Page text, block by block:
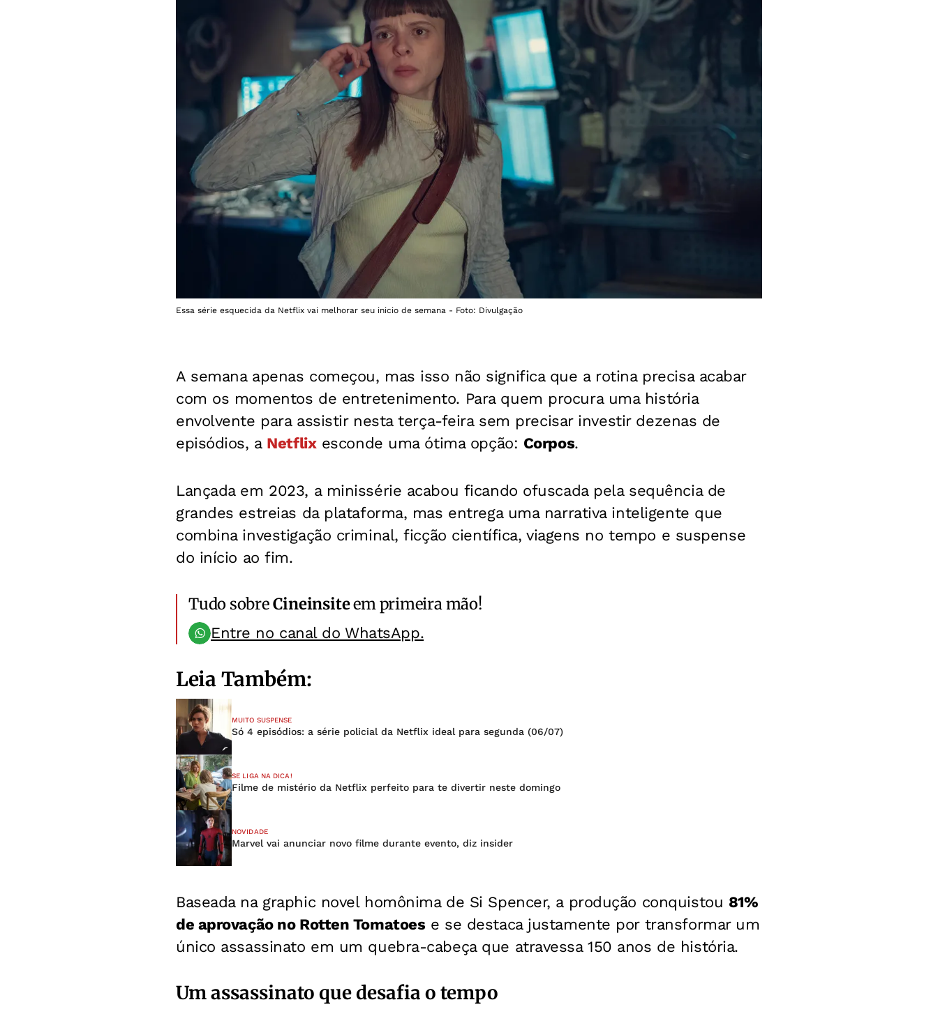
Essa série esquecida da Netflix vai melhorar seu inicio de semana - Foto: Divulgação
A semana apenas começou, mas isso não significa que a rotina precisa acabar
com os momentos de entretenimento. Para quem procura uma história
envolvente para assistir nesta terça-feira sem precisar investir dezenas de
episódios, a Netflixesconde uma ótima opção: Corpos.
Lançada em 2023, a minissérie acabou ficando ofuscada pela sequência de
grandes estreias da plataforma, mas entrega uma narrativa inteligente que
combina investigação criminal, ficção científica, viagens no tempo e suspense
do início ao fim.
Tudo sobreCineinsiteem primeira mão!
Entre no canal do WhatsApp.
Leia Também:
MUITO SUSPENSE
Só 4 episódios: a série policial da Netflix ideal para segunda (06/07)
SE LIGA NA DICA!
Filme de mistério da Netflix perfeito para te divertir neste domingo
NOVIDADE
Marvel vai anunciar novo filme durante evento, diz insider
Baseada na graphic novel homônima de Si Spencer, a produção conquistou 81%
de aprovação no Rotten Tomatoes e se destaca justamente por transformar um
único assassinato em um quebra-cabeça que atravessa 150 anos de história.
Um assassinato que desafia o tempo